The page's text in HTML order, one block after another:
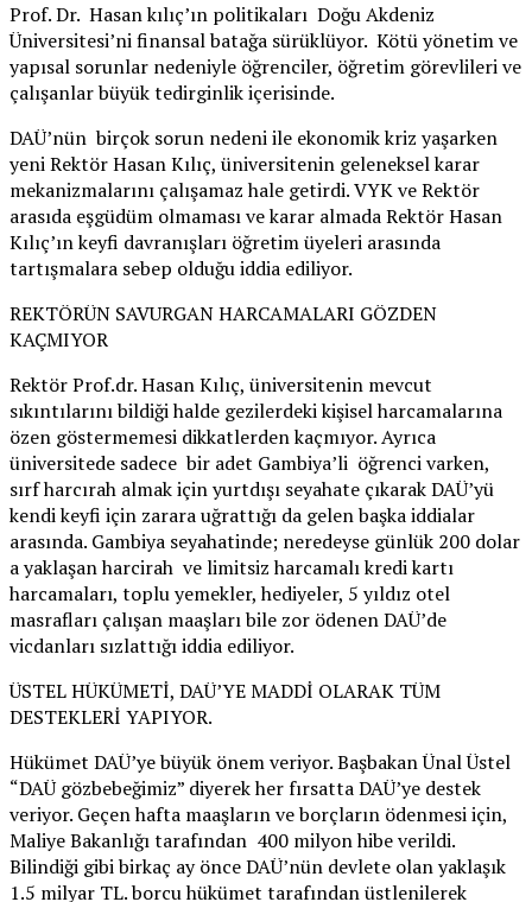
Prof. Dr. Hasan kılıç’ın politikaları Doğu Akdeniz
Üniversitesi’ni finansal batağa sürüklüyor. Kötü yönetim ve
yapısal sorunlar nedeniyle öğrenciler, öğretim görevlileri ve
çalışanlar büyük tedirginlik içerisinde.
DAÜ’nün birçok sorun nedeni ile ekonomik kriz yaşarken
yeni Rektör Hasan Kılıç, üniversitenin geleneksel karar
mekanizmalarını çalışamaz hale getirdi. VYK ve Rektör
arasıda eşgüdüm olmaması ve karar almada Rektör Hasan
Kılıç’ın keyfi davranışları öğretim üyeleri arasında
tartışmalara sebep olduğu iddia ediliyor.
REKTÖRÜN SAVURGAN HARCAMALARI GÖZDEN
KAÇMIYOR
Rektör Prof.dr. Hasan Kılıç, üniversitenin mevcut
sıkıntılarını bildiği halde gezilerdeki kişisel harcamalarına
özen göstermemesi dikkatlerden kaçmıyor. Ayrıca
üniversitede sadece bir adet Gambiya’li öğrenci varken,
sırf harcırah almak için yurtdışı seyahate çıkarak DAÜ’yü
kendi keyfi için zarara uğrattığı da gelen başka iddialar
arasında. Gambiya seyahatinde; neredeyse günlük 200 dolar
a yaklaşan harcirah ve limitsiz harcamalı kredi kartı
harcamaları, toplu yemekler, hediyeler, 5 yıldız otel
masrafları çalışan maaşları bile zor ödenen DAÜ’de
vicdanları sızlattığı iddia ediliyor.
ÜSTEL HÜKÜMETİ, DAÜ’YE MADDİ OLARAK TÜM
DESTEKLERİ YAPIYOR.
Hükümet DAÜ’ye büyük önem veriyor. Başbakan Ünal Üstel
“DAÜ gözbebeğimiz” diyerek her fırsatta DAÜ’ye destek
veriyor. Geçen hafta maaşların ve borçların ödenmesi için,
Maliye Bakanlığı tarafından 400 milyon hibe verildi.
Bilindiği gibi birkaç ay önce DAÜ’nün devlete olan yaklaşık
1.5 milyar TL. borcu hükümet tarafından üstlenilerek